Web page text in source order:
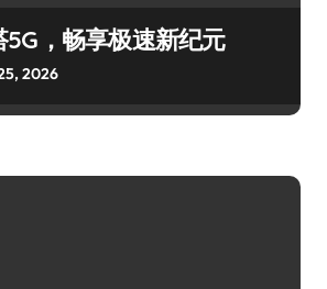
，畅享极速新纪元
2026